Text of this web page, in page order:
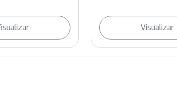
Visualizar